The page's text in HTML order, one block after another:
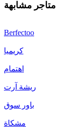
متاجر مشابهة
Berfectoo
كريميا
اهتمام
ريشة آرت
باور سوق
مشكاة